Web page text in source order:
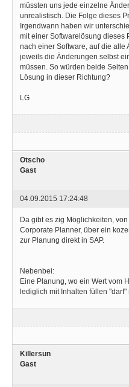
müssten uns jede einzelne
unrealistisch. Die Folge dieses
Irgendwann haben wir
mit einer Softwarelösung dieses
nach einer Software, auf die
jeweils die Änderungen selbst
müssen. So würden beide
Lösung in dieser Richtung?
LG
Otscho
Gast
04.09.2015 17:24:48
Da gibt es zig Möglichkeiten,
Corporate Planner, über ein
zur Planung direkt in SAP.
Nebenbei:
Eine Planung, wo ein Wert vom
lediglich mit Inhalten füllen "darf"
Killersun
Gast